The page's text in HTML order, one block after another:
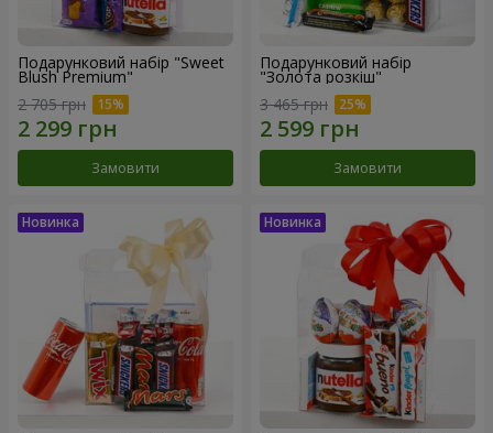
Подарунковий набір "Sweet
Blush Premium"
2 705 грн
Замовити
Подарунковий набір
"Золота розкіш"
3 465 грн
Замовити